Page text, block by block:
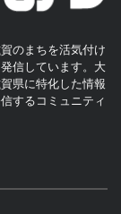
のまちを活気付け
信しています。大
県に特化した情報
するコミュニティ